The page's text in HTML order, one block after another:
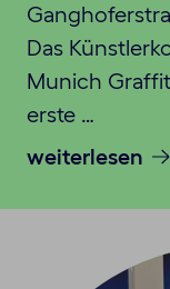
Das
Munich
erste …
weiterlesen